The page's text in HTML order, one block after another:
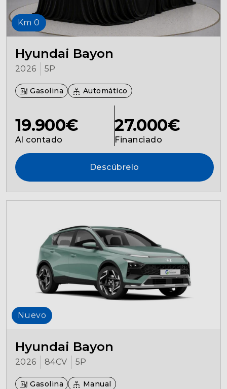
Km 0
Hyundai Bayon
2026 5P
Gasolina Automático
19.900€
Al contado
27.000€
Financiado
Descúbrelo
Nuevo
Hyundai Bayon
2026 84CV 5P
Gasolina Manual